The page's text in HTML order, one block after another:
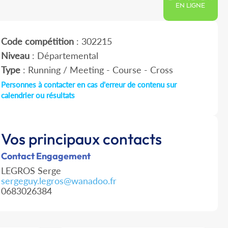
EN LIGNE
Code compétition: 302215
Niveau: Départemental
Type: Running / Meeting - Course - Cross
Personnes à contacter en cas d'erreur de contenu sur
calendrier ou résultats
Vos principaux contacts
Contact Engagement
LEGROS Serge
sergeguy.legros@wanadoo.fr
0683026384